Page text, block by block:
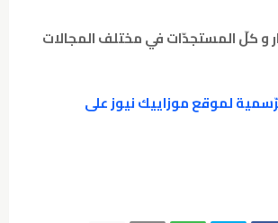
و كلّ المستجدّات في مختلف المجالات
لموقع موزاييك نيوز على